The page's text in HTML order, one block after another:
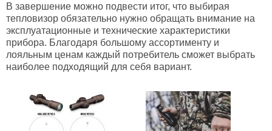
В завершение можно подвести итог, что выбирая
тепловизор обязательно нужно обращать внимание на
эксплуатационные и технические характеристики
прибора. Благодаря большому ассортименту и
лояльным ценам каждый потребитель сможет выбрать
наиболее подходящий для себя вариант.